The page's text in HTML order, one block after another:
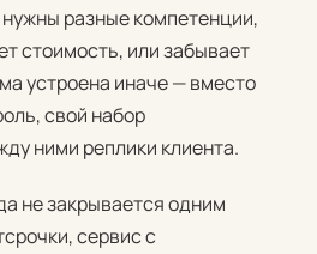
разные компетенции,
стоимость, или забывает
устроена иначе — вместо
свой набор
ними реплики клиента.
не закрывается одним
сервис с